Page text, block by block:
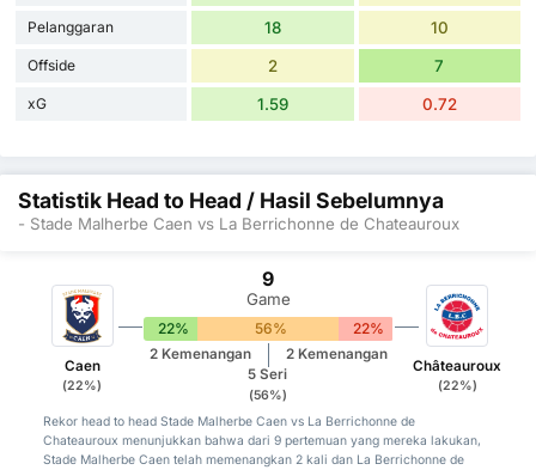
Pelanggaran 18 10
Offside 2 7
xG 1.59 0.72
Statistik Head to Head / Hasil Sebelumnya
- Stade Malherbe Caen vs La Berrichonne de Chateauroux
Caen
(22%)
9
Game
22% 56% 22%
2 Kemenangan
5 Seri
(56%)
2 Kemenangan
Châteauroux
(22%)
Rekor head to head Stade Malherbe Caen vs La Berrichonne de
Chateauroux menunjukkan bahwa dari 9 pertemuan yang mereka lakukan,
Stade Malherbe Caen telah memenangkan 2 kali dan La Berrichonne de